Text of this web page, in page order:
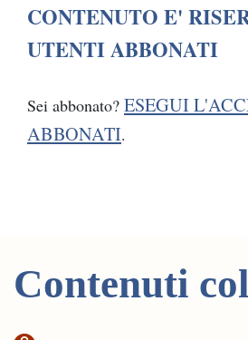
CONTENUTO E'
UTENTI ABBONATI
Sei abbonato? ESEGUI
ABBONATI.
Contenuti